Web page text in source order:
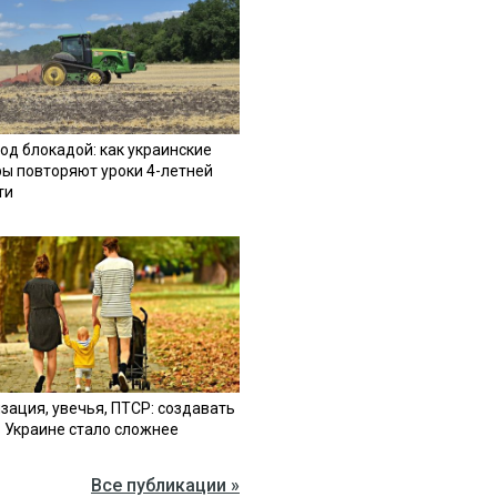
блокадой: как украинские
повторяют уроки 4-летней
увечья, ПТСР: создавать
Украине стало сложнее
Все публикации »